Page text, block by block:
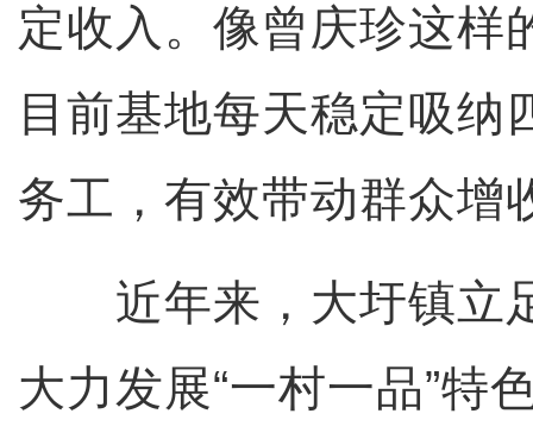
定收入。像曾庆珍这样
目前基地每天稳定吸纳
务工，有效带动群众增
近年来，大圩镇立
大力发展“一村一品”特